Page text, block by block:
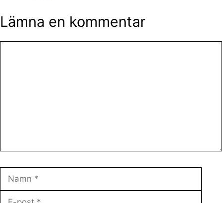
Lämna en kommentar
Namn